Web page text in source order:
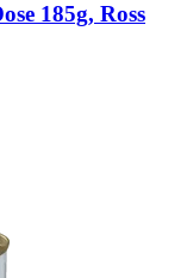
185g, Ross